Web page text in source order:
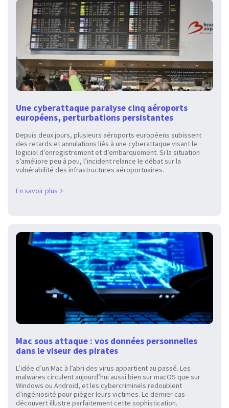
Une cyberattaque paralyse cinq aéroports
européens, perturbations persistantes
Depuis deux jours, plusieurs aéroports européens subissent
des retards et annulations liés à une cyberattaque visant le
logiciel d’enregistrement et d’embarquement. Si la situation
s’améliore peu à peu, l’incident relance le débat sur la
vulnérabilité des infrastructures aéroportuaires.
En savoir plus
Mac sous attaque : vos données personnelles
dans le viseur des pirates
L’idée d’un Mac à l’abri des virus appartient au passé. Les
malwares circulent aujourd’hui aussi bien sur macOS que sur
Windows ou Android, et les cybercriminels redoublent
d’ingéniosité pour piéger leurs victimes. Le dernier cas
découvert illustre parfaitement cette sophistication.